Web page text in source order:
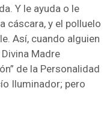
Y le ayuda o le
cáscara, y el polluelo
Así, cuando alguien
Madre
de la Personalidad
Iluminador; pero